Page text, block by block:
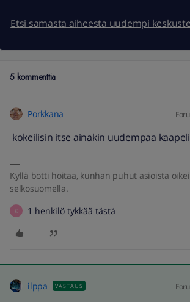
Etsi samasta aiheesta uudempi
5 kommenttia
Porkkana
kokeilisin itse ainakin uudempaa
Kyllä botti hoitaa, kunhan puhut asioista
selkosuomella.
K 1 henkilö tykkää tästä
ilppa VASTAUS